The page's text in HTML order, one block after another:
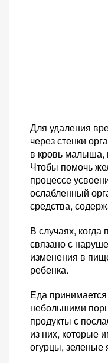
Для удаления
через стенки
в кровь малыша,
Чтобы помочь
процессе
ослабленный
средства,
В случаях, когда
связано с
изменения в
ребенка.
Еда
небольшими
продукты с
из них, которые
огурцы, зеленые